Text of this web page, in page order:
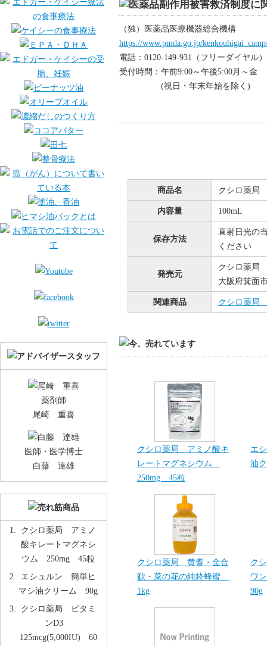
（独）医薬品医療機器総合機構
https://www.pmda.go.jp/
電話：0120-149-931（フリーダイヤル）
受付時間：午前9:00～午後5:00月～金
(祝日・年末年始を除く)
商品名 クシロ薬局
内容量 100mL
保存方法
直射日光の
ください
発売元
クシロ薬局
大阪府箕面
関連商品 クシロ薬局
クシロ薬局 アミノ酸キ
レートマグネシウム
250mg 45粒
エ
油
クシロ薬局 黄耆・金合
歓・菜の花の純粋蜂蜜
1kg
ク
ワ
90g
薬剤師
尾崎 重喜
医師・医学博士
白藤 達雄
クシロ薬局 アミノ
酸キレートマグネシ
ウム 250mg 45粒
エシュルン 簡単ヒ
マシ油クリーム 90g
クシロ薬局 ビタミ
ンD3
125mcg(5,000IU) 60